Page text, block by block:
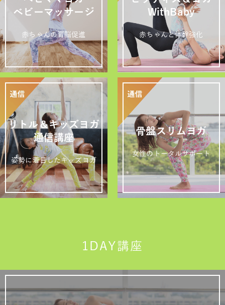
ベビーマッサージ
赤ちゃんの育脳促進
WithBaby
赤ちゃんと体幹強化
リトル＆キッズヨガ
通信講座
姿勢に着目したキッズヨガ
骨盤スリムヨガ
女性のトータルサポート
1DAY講座